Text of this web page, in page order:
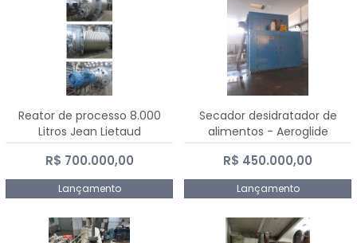
Reator de processo 8.000
Litros Jean Lietaud
R$ 700.000,00
Lançamento
Secador desidratador de
alimentos - Aeroglide
R$ 450.000,00
Lançamento